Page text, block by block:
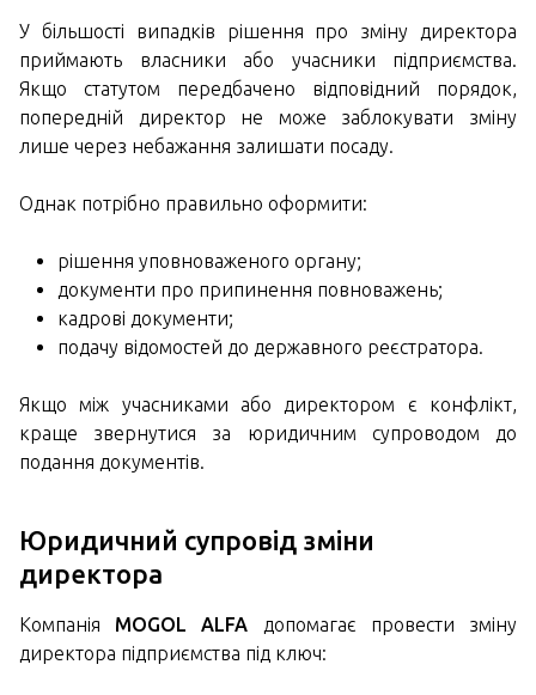
У більшості випадків рішення про зміну директора
приймають власники або учасники підприємства.
Якщо статутом передбачено відповідний порядок,
попередній директор не може заблокувати зміну
лише через небажання залишати посаду.
Однак потрібно правильно оформити:
рішення уповноваженого органу;
документи про припинення повноважень;
кадрові документи;
подачу відомостей до державного реєстратора.
Якщо між учасниками або директором є конфлікт,
краще звернутися за юридичним супроводом до
подання документів.
Юридичний супровід зміни
директора
Компанія MOGOL ALFA допомагає провести зміну
директора підприємства під ключ: